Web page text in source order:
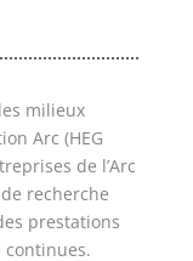
milieux
Arc (HEG
de l’Arc
recherche
prestations
continues.